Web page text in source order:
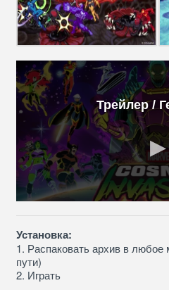
Трейлер /
Установка:
1. Распаковать архив в
пути)
2. Играть